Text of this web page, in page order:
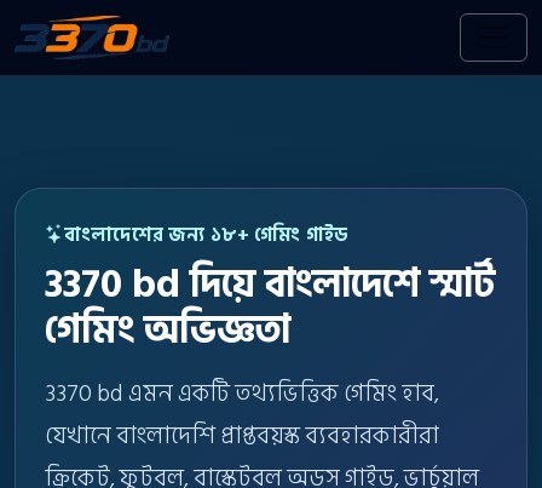
বাংলাদেশের জন্য ১৮+ গেমিং গাইড
3370 bd দিয়ে বাংলাদেশে স্মার্ট
গেমিং অভিজ্ঞতা
3370 bd এমন একটি তথ্যভিত্তিক গেমিং হাব,
যেখানে বাংলাদেশি প্রাপ্তবয়স্ক ব্যবহারকারীরা
ক্রিকেট, ফুটবল, বাস্কেটবল অডস গাইড, ভার্চুয়াল